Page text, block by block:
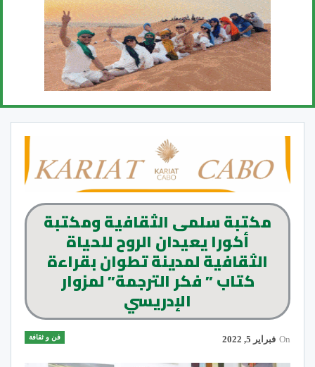
مكتبة سلمى الثقافية ومكتبة
أكورا يعيدان الروح للحياة
الثقافية لمدينة تطوان بقراءة
كتاب ” فكر الترجمة” لمزوار
الإدريسي
فن و ثقافة On فبراير 5, 2022